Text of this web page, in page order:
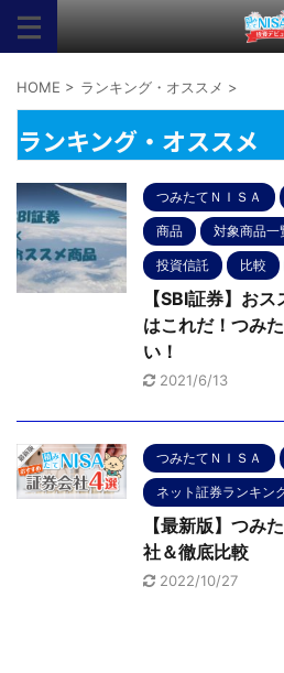
HOME > ランキング・オススメ >
ランキング・オススメ
つみたてＮＩＳＡ
商品 対象商品一
投資信託 比較
【SBI証券】お
はこれだ！つみ
い！
2021/6/13
つみたてＮＩＳＡ
ネット証券ランキン
【最新版】つみ
社＆徹底比較
2022/10/27